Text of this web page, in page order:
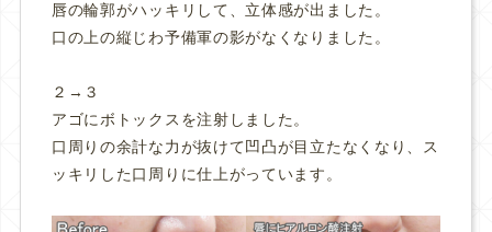
唇の輪郭がハッキリして、立体感が出ました。
口の上の縦じわ予備軍の影がなくなりました。
２→３
アゴにボトックスを注射しました。
口周りの余計な力が抜けて凹凸が目立たなくなり、ス
ッキリした口周りに仕上がっています。